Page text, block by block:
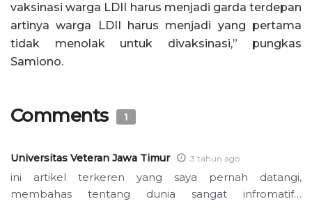
vaksinasi warga LDII harus menjadi garda terdepan
artinya warga LDII harus menjadi yang pertama
tidak menolak untuk divaksinasi,” pungkas
Samiono.
Comments 1
Universitas Veteran Jawa Timur 3 tahun ago
ini artikel terkeren yang saya pernah datangi,
membahas tentang dunia sangat infromatif…